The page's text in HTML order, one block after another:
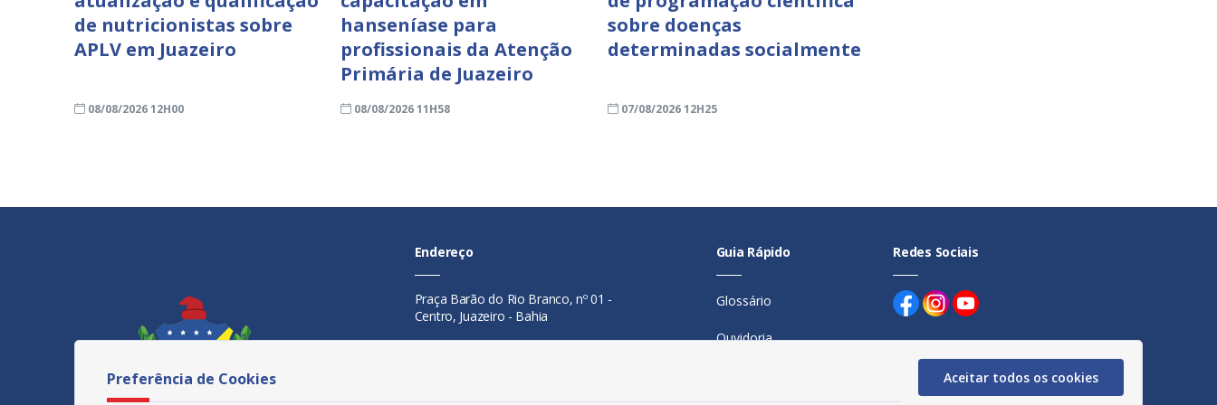
de nutricionistas sobre
APLV em Juazeiro
08/08/2026 12H00
hanseníase para
profissionais da Atenção
Primária de Juazeiro
08/08/2026 11H58
sobre doenças
determinadas socialmente
07/08/2026 12H25
Endereço
Praça Barão do Rio Branco, nº 01 -
Centro, Juazeiro - Bahia
Guia Rápido
Glossário
Ouvidoria
Redes Sociais
Preferência de Cookies Aceitar todos os cookies